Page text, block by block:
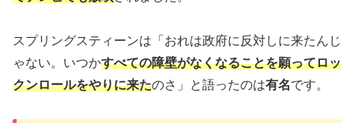
スプリングスティーンは「おれは政府に反対しに来たんじ
ゃない。いつかすべての障壁がなくなることを願ってロッ
クンロールをやりに来たのさ」と語ったのは有名です。